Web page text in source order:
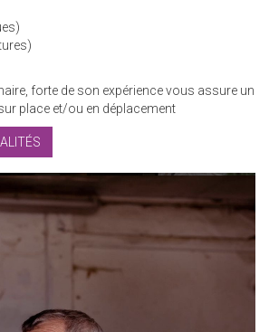
forte de son expérience vous assure un
place et/ou en déplacement